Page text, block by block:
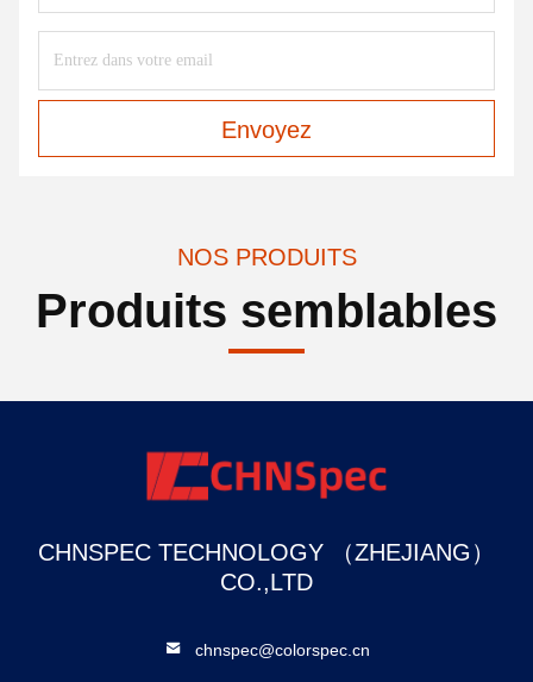
Envoyez
NOS PRODUITS
Produits semblables
CHNSPEC TECHNOLOGY （ZHEJIANG）
CO.,LTD
chnspec@colorspec.cn